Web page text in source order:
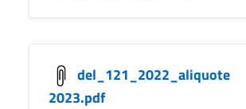
del_121_2022_aliquote
2023.pdf